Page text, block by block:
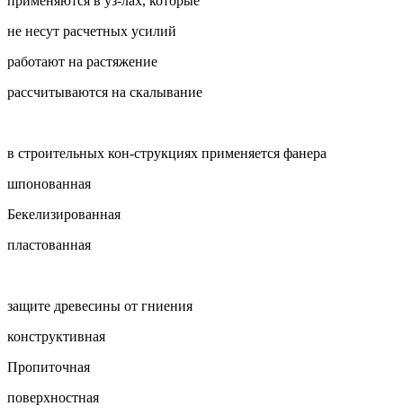
не несут расчетных усилий
работают на растяжение
рассчитываются на скалывание
в строительных кон-струкциях применяется фанера
шпонованная
Бекелизированная
пластованная
защите древесины от гниения
конструктивная
Пропиточная
поверхностная